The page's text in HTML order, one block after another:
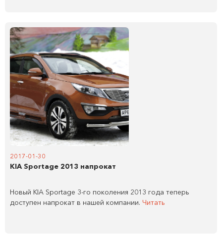
2017-01-30
KIA Sportage 2013 напрокат
Новый KIA Sportage 3-го поколения 2013 года теперь
доступен напрокат в нашей компании. Читать